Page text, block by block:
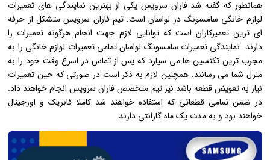
همانطور که گفته شد فاران سرویس یکی از بهترین نمایندگی های تعمیرات
لوازم خانگی سامسونگ در لواسان است. تیم فاران سرویس متشکل از حرفه
ای ترین تعمیرکاران است که توانایی لازم جهت انجام هرگونه تعمیرات را
دارند. نمایندگی تعمیرات سامسونگ لواسان تمامی تعمیرات لوازم خانگی را به
مجرب ترین تکنسین ها می سپارد که پس از تماس در اسرع وقت خود را به
منزل شما می رسانند. همچنین لازم به ذکر است در صورتی که حین تعمیرات
نیاز به تعویض قطعه باشد نیز تیم متخصص فاران سرویس انجام خواهند داد.
در ضمن تمامی قطعاتی که استفاده خواهند شد کاملا فابریک و اورجینال
خواهند بود و به مدت یک ماه گارانتی دارند.